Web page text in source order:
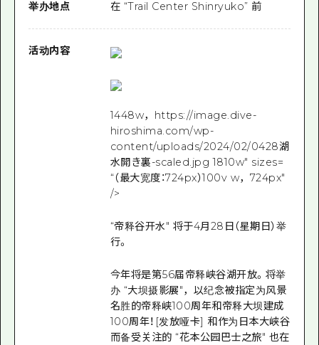
举办地点 在 “Trail Center Shinryuko” 前
活动内容
1448w，https://image.dive-
hiroshima.com/wp-
content/uploads/2024/02/0428湖
水開き裏-scaled.jpg 1810w" sizes=
“（最大宽度：724px）100v w，724px"
/>
“帝释谷开水" 将于4月28日（星期日）举
行。
今年将是第56届帝释峡谷湖开放。将举
办 “大坝摄影展"，以纪念被指定为风景
名胜的帝释峡100周年和帝释大坝建成
100周年！[发放哑卡] 和作为日本大峡谷
而备受关注的 “花本公园巴士之旅" 也在